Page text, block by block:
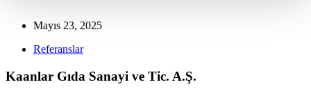
Mayıs 23, 2025
Referanslar
Kaanlar Gıda Sanayi ve Tic. A.Ş.